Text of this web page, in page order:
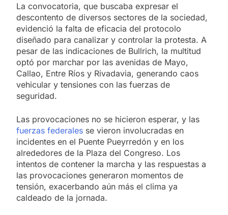
La convocatoria, que buscaba expresar el
descontento de diversos sectores de la sociedad,
evidenció la falta de eficacia del protocolo
diseñado para canalizar y controlar la protesta. A
pesar de las indicaciones de Bullrich, la multitud
optó por marchar por las avenidas de Mayo,
Callao, Entre Ríos y Rivadavia, generando caos
vehicular y tensiones con las fuerzas de
seguridad.
Las provocaciones no se hicieron esperar, y las
fuerzas federales se vieron involucradas en
incidentes en el Puente Pueyrredón y en los
alrededores de la Plaza del Congreso. Los
intentos de contener la marcha y las respuestas a
las provocaciones generaron momentos de
tensión, exacerbando aún más el clima ya
caldeado de la jornada.